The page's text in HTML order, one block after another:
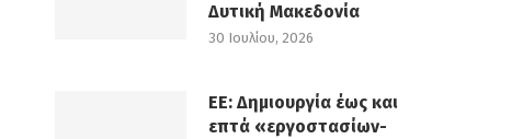
Δυτική Μακεδονία
30 Ιουλίου, 2026
ΕΕ: Δημιουργία έως και
επτά «εργοστασίων-